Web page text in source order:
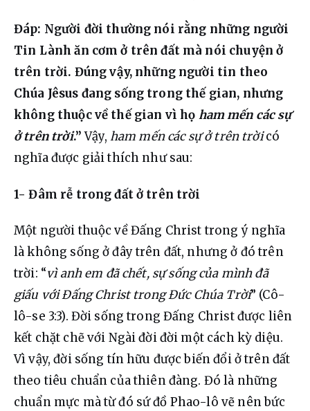
Đáp: Người đời thường nói rằng những người
Tin Lành ăn cơm ở trên đất mà nói chuyện ở
trên trời. Đúng vậy, những người tin theo
Chúa Jêsus đang sống trong thế gian, nhưng
không thuộc về thế gian vì họ ham mến các sự
ở trên trời.” Vậy, ham mến các sự ở trên trời có
nghĩa được giải thích như sau:
1- Đâm rễ trong đất ở trên trời
Một người thuộc về Đấng Christ trong ý nghĩa
là không sống ở đây trên đất, nhưng ở đó trên
trời: “vì anh em đã chết, sự sống của mình đã
giấu với Đấng Christ trong Đức Chúa Trời” (Cô-
lô-se 3:3). Đời sống trong Đấng Christ được liên
kết chặt chẽ với Ngài đời đời một cách kỳ diệu.
Vì vậy, đời sống tín hữu được biến đổi ở trên đất
theo tiêu chuẩn của thiên đàng. Đó là những
chuẩn mực mà từ đó sứ đồ Phao-lô vẽ nên bức